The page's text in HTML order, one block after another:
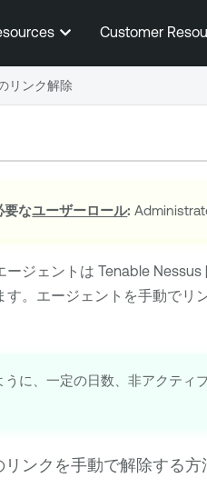
ンツに移動するCustomer
要なユーザーロール:
ージェントは Tenable Nessus
す。エージェントを手動でリ
うに、一定の日数、非アクティ
ンクを手動で解除する方
リンク解除